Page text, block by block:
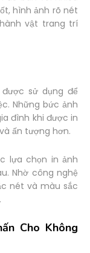
hình ảnh rõ nét
vật trang trí
sử dụng để
Những bức ảnh
đình khi được in
ấn tượng hơn.
lựa chọn in ảnh
Nhờ công nghệ
nét và màu sắc
Cho Không